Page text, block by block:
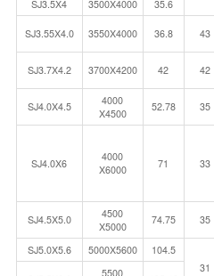
SJ3.5X4 3500X4000 35.6
SJ3.55X4.0 3550X4000 36.8
43
SJ3.7X4.2 3700X4200 42 42
SJ4.0X4.5
4000
X4500
52.78 35
SJ4.0X6
4000
X6000
71 33
SJ4.5X5.0
4500
X5000
74.75 35
SJ5.0X5.6
5000X5600
104.5
31
5500